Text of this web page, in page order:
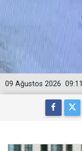
09:11
09 Ağustos 2026